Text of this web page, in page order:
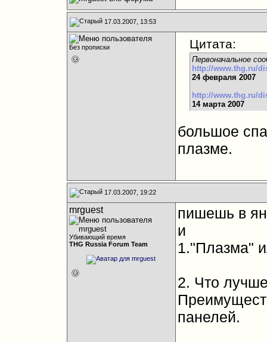
17.03.2007, 13:53
Без прописки Цитата:
Первоначальное
http://www.thg.ru/
24 февраля 2007
http://www.thg.ru/
14 марта 2007
большое
плазме.
17.03.2007, 19:22
mrguest
Убивающий время
THG Russia Forum Team
пишешь в
и
1."Плазма"
2. Что
панелей.